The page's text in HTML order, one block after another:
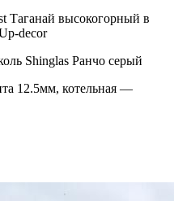
Таганай высокогорный в
decor
Shinglas Ранчо серый
12.5мм, котельная —